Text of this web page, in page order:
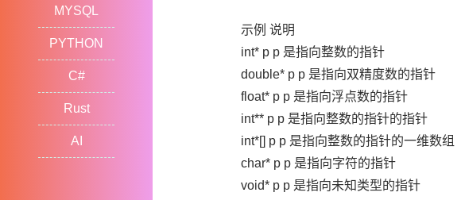
MYSQL
PYTHON
C#
Rust
AI
示例 说明
int* p p 是指向整数的指针
double* p p 是指向双精度数的指针
float* p p 是指向浮点数的指针
int** p p 是指向整数的指针的指针
int*[] p p 是指向整数的指针的一维数组
char* p p 是指向字符的指针
void* p p 是指向未知类型的指针